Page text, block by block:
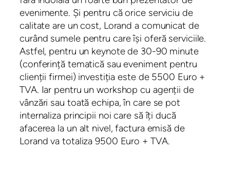
evenimente. Și pentru că orice serviciu de
calitate are un cost, Lorand a comunicat de
curând sumele pentru care își oferă serviciile.
Astfel, pentru un keynote de 30-90 minute
(conferință tematică sau eveniment pentru
clienții firmei) investiția este de 5500 Euro +
TVA. Iar pentru un workshop cu agenții de
vânzări sau toată echipa, în care se pot
internaliza principii noi care să îți ducă
afacerea la un alt nivel, factura emisă de
Lorand va totaliza 9500 Euro + TVA.